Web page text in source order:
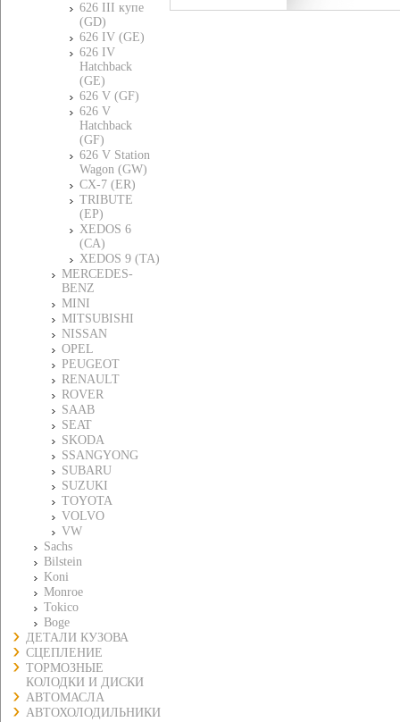
626 III купе
(GD)
626 IV (GE)
626 IV
Hatchback
(GE)
626 V (GF)
626 V
Hatchback
(GF)
626 V Station
Wagon (GW)
CX-7 (ER)
TRIBUTE
(EP)
XEDOS 6
(CA)
XEDOS 9 (TA)
MERCEDES-
BENZ
MINI
MITSUBISHI
NISSAN
OPEL
PEUGEOT
RENAULT
ROVER
SAAB
SEAT
SKODA
SSANGYONG
SUBARU
SUZUKI
TOYOTA
VOLVO
VW
Sachs
Bilstein
Koni
Monroe
Tokico
Boge
ДЕТАЛИ КУЗОВА
СЦЕПЛЕНИЕ
ТОРМОЗНЫЕ
КОЛОДКИ И ДИСКИ
АВТОМАСЛА
АВТОХОЛОДИЛЬНИКИ